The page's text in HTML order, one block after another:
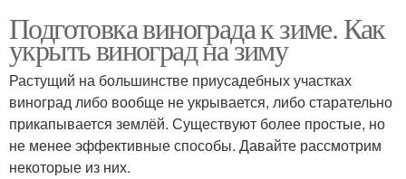
Подготовка винограда к зиме. Как
укрыть виноград на зиму
Растущий на большинстве приусадебных участках
виноград либо вообще не укрывается, либо старательно
прикапывается землёй. Существуют более простые, но
не менее эффективные способы. Давайте рассмотрим
некоторые из них.